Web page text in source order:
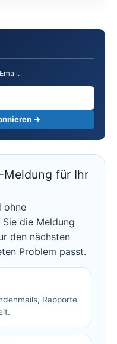
→
Meldung für Ihr
ohne
die Meldung
den nächsten
Problem passt.
Rapporte